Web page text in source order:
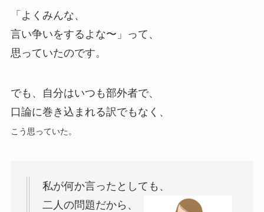
「よくみんな、
言い争いをするよな〜」って、
思っていたのです。
でも、自分はいつも部外者で、
口論に巻き込まれる訳でもなく、
こう思っていた。
私が何か言ったとしても、
二人の問題だから、